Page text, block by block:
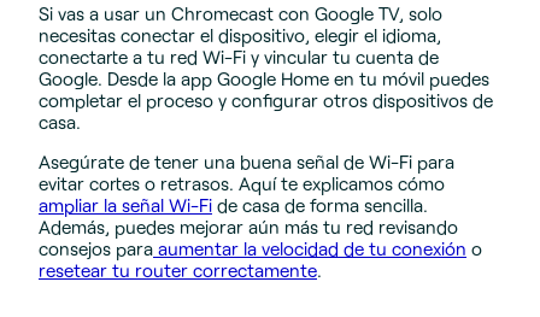
Si vas a usar un Chromecast con Google TV, solo
necesitas conectar el dispositivo, elegir el idioma,
conectarte a tu red Wi-Fi y vincular tu cuenta de
Google. Desde la app Google Home en tu móvil puedes
completar el proceso y configurar otros dispositivos de
casa.
Asegúrate de tener una buena señal de Wi-Fi para
evitar cortes o retrasos. Aquí te explicamos cómo
ampliar la señal Wi-Fi de casa de forma sencilla.
Además, puedes mejorar aún más tu red revisando
consejos para aumentar la velocidad de tu conexión o
resetear tu router correctamente.